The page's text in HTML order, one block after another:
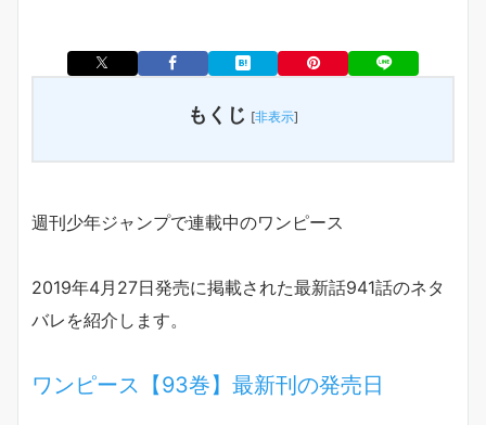
もくじ [非表示]
週刊少年ジャンプで連載中のワンピース
2019年4月27日発売に掲載された最新話941話のネタ
バレを紹介します。
ワンピース【93巻】最新刊の発売日